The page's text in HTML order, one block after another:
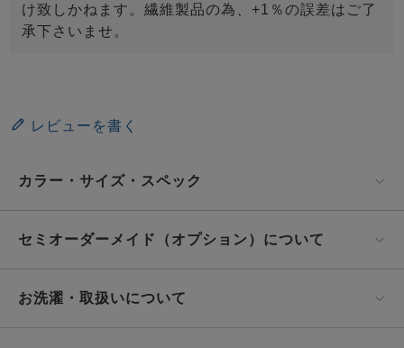
け致しかねます。繊維製品の為、+1％の誤差はご了
承下さいませ。
レビューを書く
カラー・サイズ・スペック
セミオーダーメイド（オプション）について
お洗濯・取扱いについて